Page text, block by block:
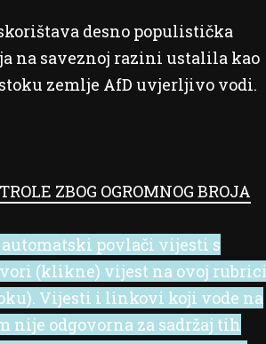
desno populistička
na saveznoj razini ustalila kao
zemlje AfD uvjerljivo vodi.
ZBOG OGROMNOG BROJA
automatski povlači vijesti s
(klikne) vijest na ovoj
Vijesti i linkovi koji vode na
nije odgovorna za sadržaj tih